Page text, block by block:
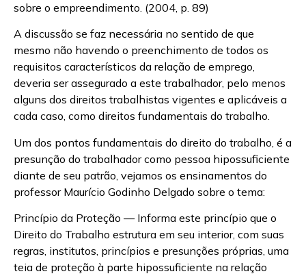
sobre o empreendimento. (2004, p. 89)
A discussão se faz necessária no sentido de que
mesmo não havendo o preenchimento de todos os
requisitos característicos da relação de emprego,
deveria ser assegurado a este trabalhador, pelo menos
alguns dos direitos trabalhistas vigentes e aplicáveis a
cada caso, como direitos fundamentais do trabalho.
Um dos pontos fundamentais do direito do trabalho, é a
presunção do trabalhador como pessoa hipossuficiente
diante de seu patrão, vejamos os ensinamentos do
professor Maurício Godinho Delgado sobre o tema:
Princípio da Proteção — Informa este princípio que o
Direito do Trabalho estrutura em seu interior, com suas
regras, institutos, princípios e presunções próprias, uma
teia de proteção à parte hipossuficiente na relação